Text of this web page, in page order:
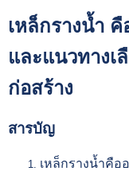
เหล็กรางน้ำ
และแนวทางเ
ก่อสร้าง
สารบัญ
เหล็กรางน้ำคือ